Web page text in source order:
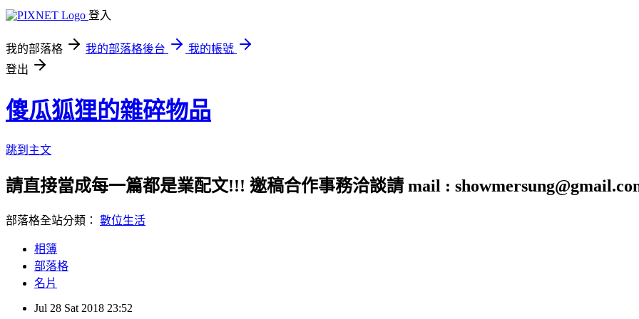
登入
我的部落格 我的部落格後台
我的帳號
登出
傻瓜狐狸的雜碎物品
跳到主文
請直接當成每一篇都是業配文!!! 邀稿合作事務洽談請 mail :
部落格全站分類： 數位生活
相簿
部落格
名片
Jul 28 Sat 2018 23:52